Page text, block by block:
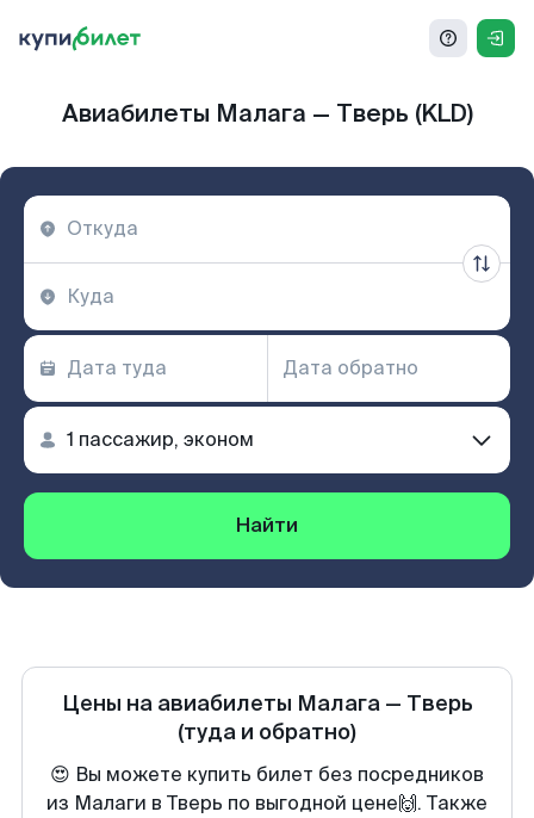
Авиабилеты Малага — Тверь (KLD)
Найти
Цены на авиабилеты Малага— Тверь
(туда и обратно)
😍 Вы можете купить билет без посредников
из Малаги в Тверь по выгодной цене🙌. Также